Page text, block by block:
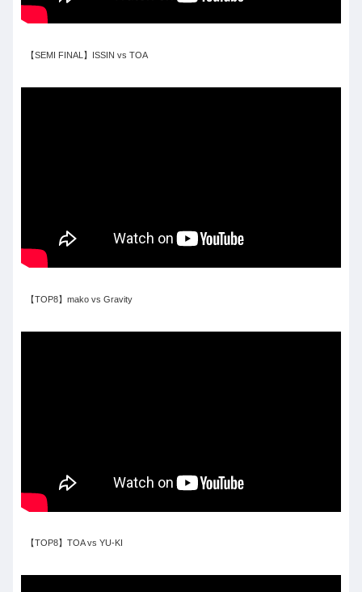
【SEMI FINAL】ISSIN vs TOA
【TOP8】mako vs Gravity
【TOP8】TOA vs YU-KI